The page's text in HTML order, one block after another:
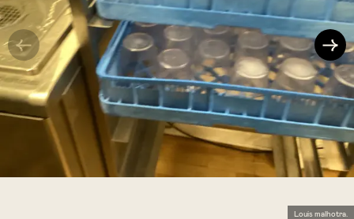
Louis malhotra.